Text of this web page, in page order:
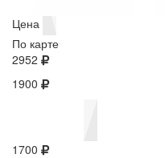
Цена
По карте
2952
1900
1700